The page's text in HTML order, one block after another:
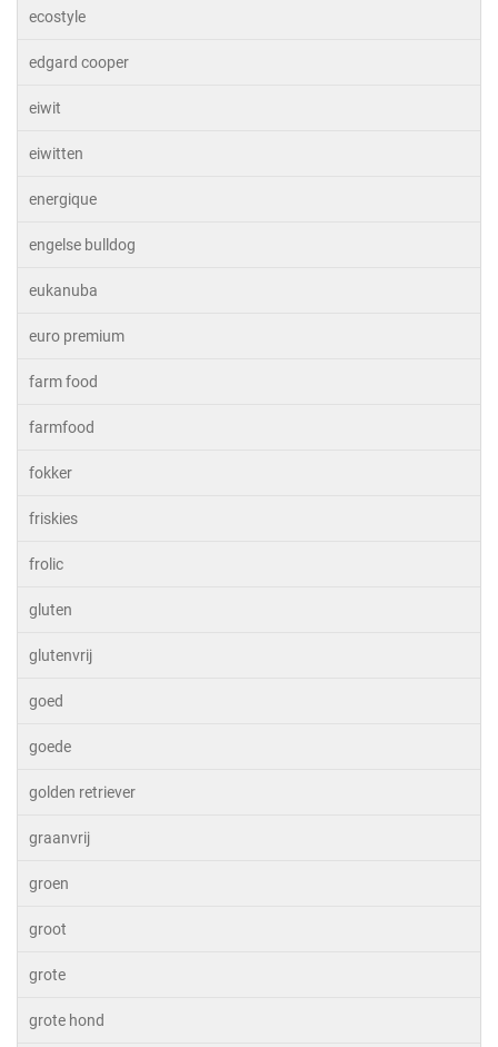
ecostyle
edgard cooper
eiwit
eiwitten
energique
engelse bulldog
eukanuba
euro premium
farm food
farmfood
fokker
friskies
frolic
gluten
glutenvrij
goed
goede
golden retriever
graanvrij
groen
groot
grote
grote hond